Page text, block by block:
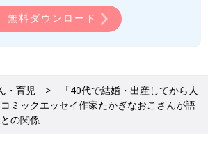
無料ダウンロード
・育児
「40代で結婚・出産してから人
ミックエッセイ作家たかぎなおこさんが語
の関係